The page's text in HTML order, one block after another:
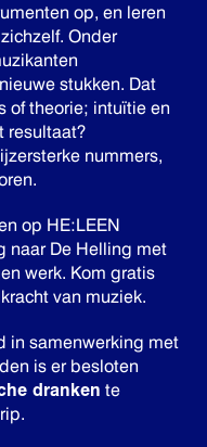
op, en leren
Onder
stukken. Dat
of theorie; intuïtie en
resultaat?
nummers,
op HE:LEEN
naar De Helling met
werk. Kom gratis
van muziek.
in samenwerking met
is er besloten
dranken te